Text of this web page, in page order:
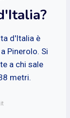
d'Italia è
Pinerolo. Si
a chi sale
metri.